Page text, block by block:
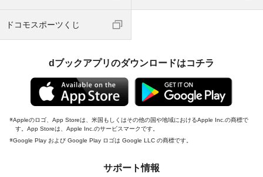
ドコモスポーツくじ
dブックアプリのダウンロードはコチラ
Appleのロゴ、App Storeは、米国もしくはその他の国や地域におけるApple Inc.の商標で
す。App Storeは、Apple Inc.のサービスマークです。
Google Play および Google Play ロゴは Google LLC の商標です。
サポート情報